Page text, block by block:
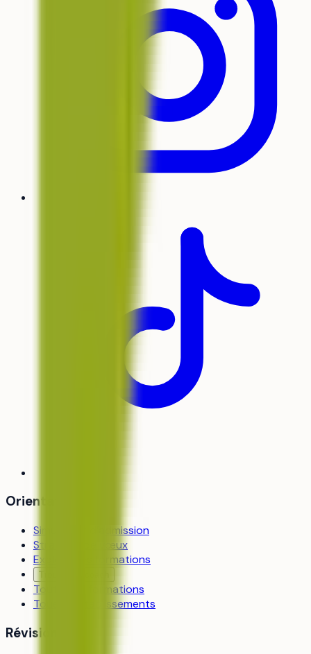
Orientation
Simulateur d’admission
Stratégie de vœux
Explorer les formations
Trouver un coach
Toutes les formations
Tous les établissements
Révision